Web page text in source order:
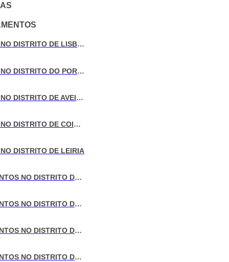
VENDA DE MORADIAS NO DISTRITO DE LISBOA
VENDA DE MORADIAS NO DISTRITO DO PORTO
VENDA DE MORADIAS NO DISTRITO DE AVEIRO
VENDA DE MORADIAS NO DISTRITO DE COIMBRA
DISTRITO DE LEIRIA
VENDA DE APARTAMENTOS NO DISTRITO DE LISBOA
VENDA DE APARTAMENTOS NO DISTRITO DO PORTO
VENDA DE APARTAMENTOS NO DISTRITO DE AVEIRO
VENDA DE APARTAMENTOS NO DISTRITO DE COIMBRA